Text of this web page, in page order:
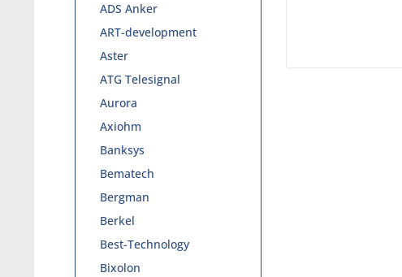
ADS Anker
ART-development
Aster
ATG Telesignal
Aurora
Axiohm
Banksys
Bematech
Bergman
Berkel
Best-Technology
Bixolon